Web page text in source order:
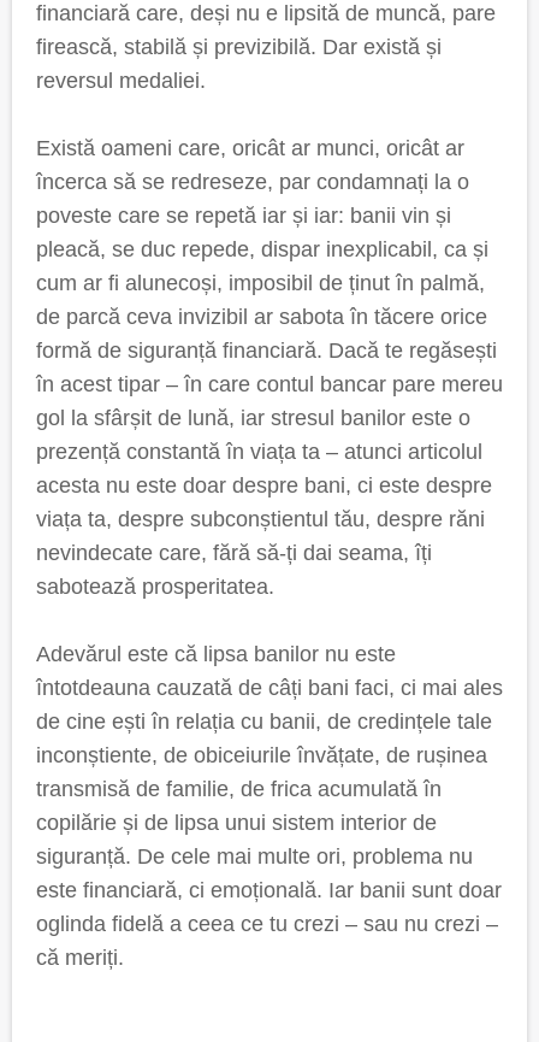
financiară care, deși nu e lipsită de muncă, pare
firească, stabilă și previzibilă. Dar există și
reversul medaliei.
Există oameni care, oricât ar munci, oricât ar
încerca să se redreseze, par condamnați la o
poveste care se repetă iar și iar: banii vin și
pleacă, se duc repede, dispar inexplicabil, ca și
cum ar fi alunecoși, imposibil de ținut în palmă,
de parcă ceva invizibil ar sabota în tăcere orice
formă de siguranță financiară. Dacă te regăsești
în acest tipar – în care contul bancar pare mereu
gol la sfârșit de lună, iar stresul banilor este o
prezență constantă în viața ta – atunci articolul
acesta nu este doar despre bani, ci este despre
viața ta, despre subconștientul tău, despre răni
nevindecate care, fără să-ți dai seama, îți
sabotează prosperitatea.
Adevărul este că lipsa banilor nu este
întotdeauna cauzată de câți bani faci, ci mai ales
de cine ești în relația cu banii, de credințele tale
inconștiente, de obiceiurile învățate, de rușinea
transmisă de familie, de frica acumulată în
copilărie și de lipsa unui sistem interior de
siguranță. De cele mai multe ori, problema nu
este financiară, ci emoțională. Iar banii sunt doar
oglinda fidelă a ceea ce tu crezi – sau nu crezi –
că meriți.